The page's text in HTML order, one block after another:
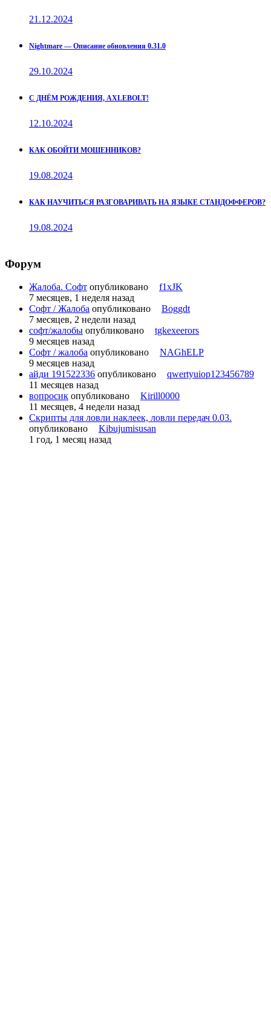
21.12.2024
Nightmare — Описание обновления 0.31.0
29.10.2024
С ДНЁМ РОЖДЕНИЯ, AXLEBOLT!
12.10.2024
КАК ОБОЙТИ МОШЕННИКОВ?
19.08.2024
КАК НАУЧИТЬСЯ РАЗГОВАРИВАТЬ НА ЯЗЫКЕ СТАНДОФФЕРОВ?
19.08.2024
Форум
Жалоба. Софт опубликовано
f1xJK
7 месяцев, 1 неделя назад
Софт / Жалоба опубликовано
Boggdt
7 месяцев, 2 недели назад
софт/жалобы опубликовано
tgkexeerors
9 месяцев назад
Софт / жалоба опубликовано
NAGhELP
9 месяцев назад
айди 191522336 опубликовано
qwertyuiop123456789
11 месяцев назад
вопросик опубликовано
Kirill0000
11 месяцев, 4 недели назад
Скрипты для ловли наклеек, ловли передач 0.03.
опубликовано
Kibujumisusan
1 год, 1 месяц назад